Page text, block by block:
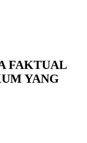
FAKTUAL
YANG